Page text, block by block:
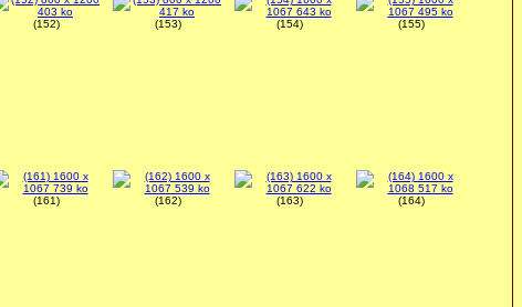
(152) (153) (154) (155)
(161) (162) (163) (164)